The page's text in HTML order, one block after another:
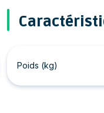
Poids (kg)